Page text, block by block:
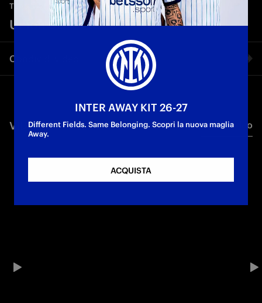
TEASER 21 ott 2025
Union SG - Inter 0-4
Condividi video
Twitter
Whatsapp
VIDEO CORRELATI Tutti i video
INTER AWAY KIT 26-27
Different Fields. Same Belonging. Scopri la nuova maglia
Away.
ACQUISTA